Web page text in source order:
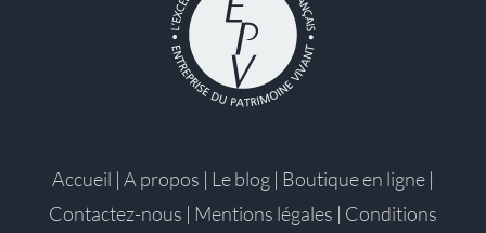
Accueil | A propos | Le blog | Boutique en ligne |
Contactez-nous | Mentions légales | Conditions